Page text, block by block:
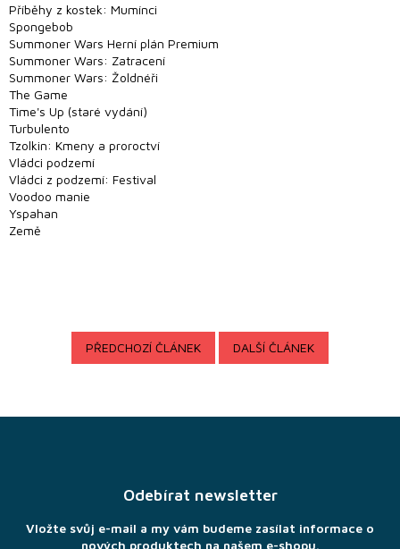
Games
Workshop
Půjčovna
Velkoobchod
- B2B shop
CZK
/
Příběhy z kostek: Mumínci
Spongebob
Summoner Wars Herní plán Premium
Summoner Wars: Zatracení
Summoner Wars: Žoldnéři
The Game
Time's Up (staré vydání)
Turbulento
Tzolkin: Kmeny a proroctví
Vládci podzemí
Vládci z podzemí: Festival
Voodoo manie
Yspahan
Země
PŘEDCHOZÍ ČLÁNEK DALŠÍ ČLÁNEK
Odebírat newsletter
Vložte svůj e-mail a my vám budeme zasílat informace o
nových produktech na našem e-shopu.